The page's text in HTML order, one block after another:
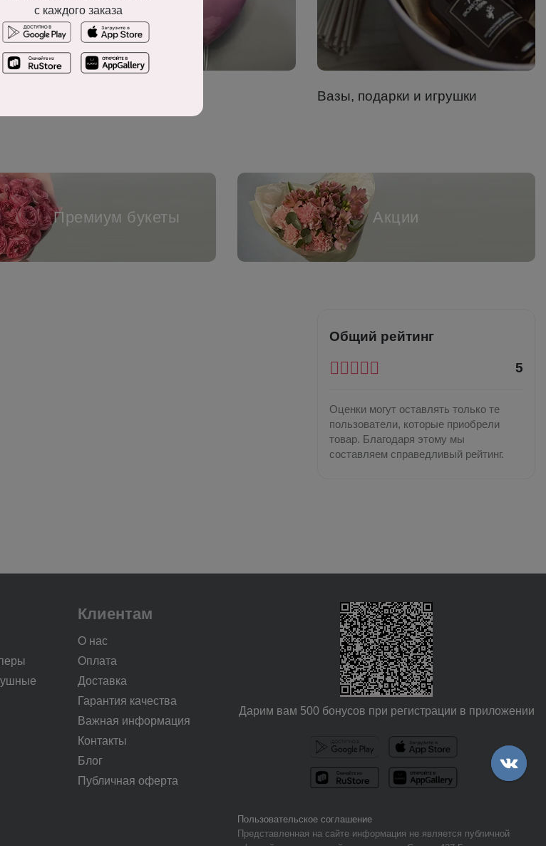
Вазы, подарки и игрушки
Премиум букеты Акции
Общий рейтинг
5
Оценки могут оставлять только те
пользователи, которые приобрели
товар. Благодаря этому мы
составляем справедливый рейтинг.
с каждого заказа
Клиентам
О нас
Оплата
Доставка
Гарантия качества
Важная информация
Контакты
Блог
Публичная оферта
Дарим вам 500 бонусов при регистрации в приложении
Пользовательское соглашение
Представленная на сайте информация не является публичной